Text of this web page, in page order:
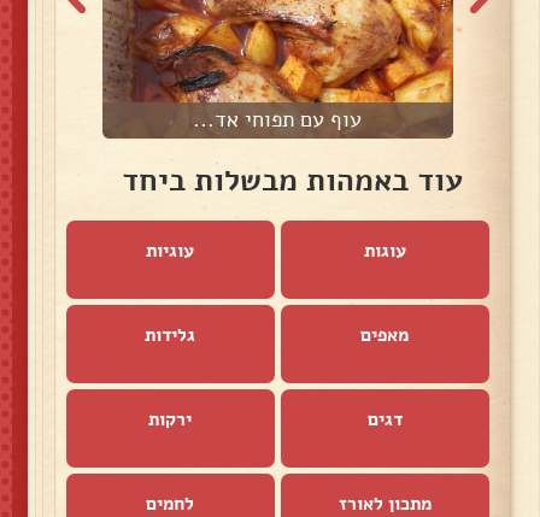
עוף עם תפוחי אד...
עוד באמהות מבשלות ביחד
עוגות עוגיות
מאפים גלידות
דגים ירקות
מתכון לאורז לחמים